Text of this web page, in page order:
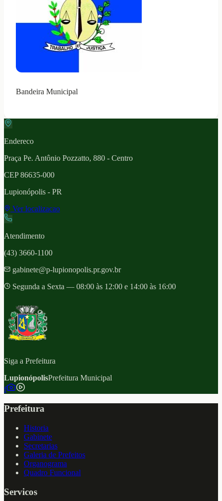
Bandeira Municipal
Endereco
Praça Pe. Antônio Pozzatto, 880 - Centro
CEP86635-000
Lupionópolis - PR
Ver localizacao
Atendimento
(43) 3660-1100
gabinete@p-lupionopolis.pr.gov.br
Segunda a Sexta — 08:00 às 12:00 e 14:00 às 16:00
Siga a Prefeitura
LupionópolisPrefeitura Municipal
f
Prefeitura
Historia
Gabinete
Secretarias
Galeria de Prefeitos
Organograma
Quadro Funcional
Servicos